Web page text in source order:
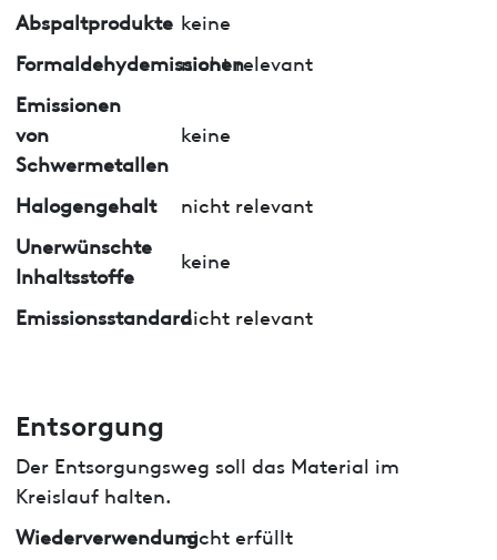
Abspaltprodukte keine
Formaldehydemissionennicht relevant
Emissionen
von
Schwermetallen
keine
Halogengehalt
nicht relevant
Unerwünschte
Inhaltsstoffe
keine
Emissionsstandardnicht relevant
Entsorgung
Der Entsorgungsweg soll das Material im
Kreislauf halten.
Wiederverwendungnicht erfüllt